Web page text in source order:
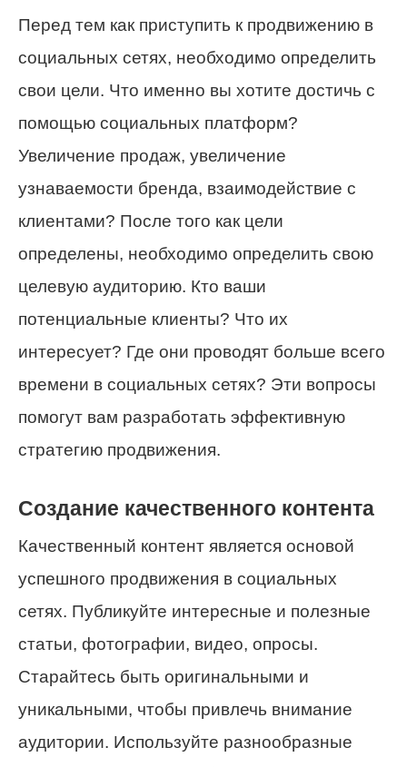
Перед тем как приступить к продвижению в
социальных сетях, необходимо определить
свои цели. Что именно вы хотите достичь с
помощью социальных платформ?
Увеличение продаж, увеличение
узнаваемости бренда, взаимодействие с
клиентами? После того как цели
определены, необходимо определить свою
целевую аудиторию. Кто ваши
потенциальные клиенты? Что их
интересует? Где они проводят больше всего
времени в социальных сетях? Эти вопросы
помогут вам разработать эффективную
стратегию продвижения.
Создание качественного контента
Качественный контент является основой
успешного продвижения в социальных
сетях. Публикуйте интересные и полезные
статьи, фотографии, видео, опросы.
Старайтесь быть оригинальными и
уникальными, чтобы привлечь внимание
аудитории. Используйте разнообразные